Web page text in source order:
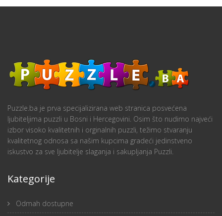
Puzzle.ba je prva specijalizirana web stranica posvećena
ljubiteljima puzzli u Bosni i Hercegovini. Osim što nudimo najveći
izbor visoko kvalitetnih i orginalnih puzzli, težimo stvaranju
kvalitetnog odnosa sa našim kupcima gradeći jedinstveno
iskustvo za sve ljubitelje slaganja i sakupljanja Puzzli.
Kategorije
Odmah dostupne